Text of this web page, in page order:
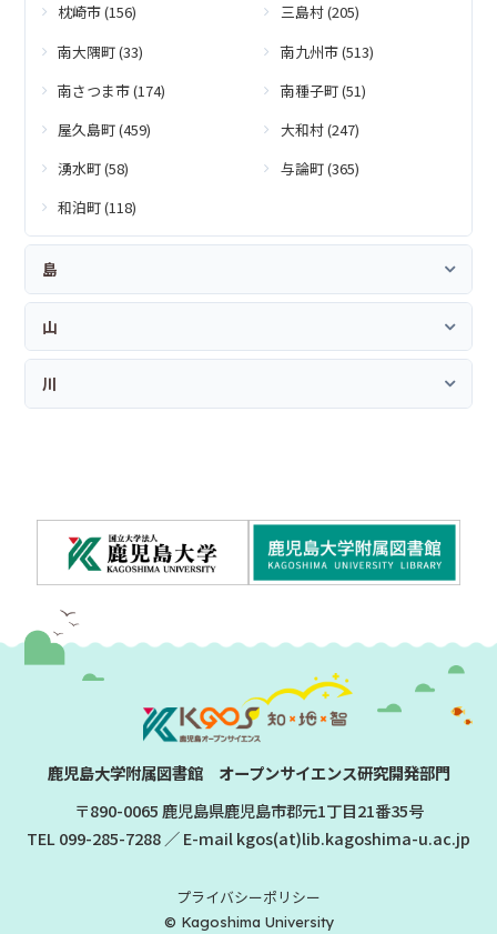
枕崎市 (156)
三島村 (205)
南大隅町 (33)
南九州市 (513)
南さつま市 (174)
南種子町 (51)
屋久島町 (459)
大和村 (247)
湧水町 (58)
与論町 (365)
和泊町 (118)
島
山
川
鹿児島大学附属図書館 オープンサイエンス研究開発部門
〒890-0065 鹿児島県鹿児島市郡元1丁目21番35号
TEL 099-285-7288 ／ E-mail kgos(at)lib.kagoshima-u.ac.jp
プライバシーポリシー
© Kagoshima University